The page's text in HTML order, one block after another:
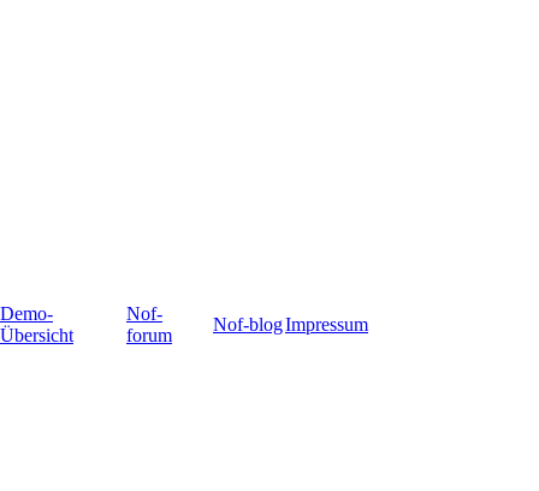
Demo-
Übersicht
Nof-
forum
Nof-blogImpressum